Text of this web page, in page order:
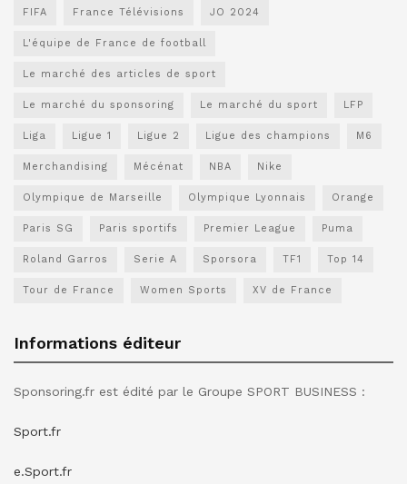
FIFA France Télévisions JO 2024
L'équipe de France de football
Le marché des articles de sport
Le marché du sponsoring Le marché du sport LFP
Liga Ligue 1 Ligue 2 Ligue des champions M6
Merchandising Mécénat NBA Nike
Olympique de Marseille Olympique Lyonnais Orange
Paris SG Paris sportifs Premier League Puma
Roland Garros Serie A Sporsora TF1 Top 14
Tour de France Women Sports XV de France
Informations éditeur
Sponsoring.fr est édité par le Groupe SPORT BUSINESS :
Sport.fr
e.Sport.fr